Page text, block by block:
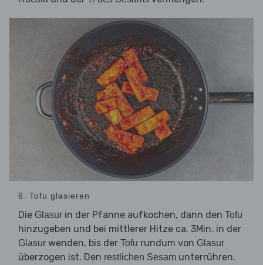
6. Tofu glasieren
Die Glasur in der Pfanne aufkochen, dann den Tofu
hinzugeben und bei mittlerer Hitze ca. 3Min. in der
Glasur wenden, bis der Tofu rundum von Glasur
überzogen ist. Den restlichen Sesam unterrühren.